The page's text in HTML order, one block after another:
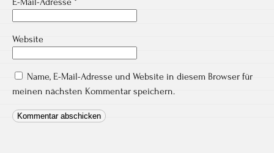
Website
Name, E-Mail-Adresse und Website in diesem Browser für
meinen nächsten Kommentar speichern.